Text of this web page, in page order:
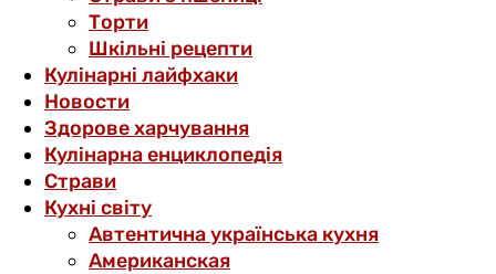
Торти
Шкільні рецепти
Кулінарні лайфхаки
Новости
Здорове харчування
Кулінарна енциклопедія
Страви
Кухні світу
Автентична українська кухня
Американская